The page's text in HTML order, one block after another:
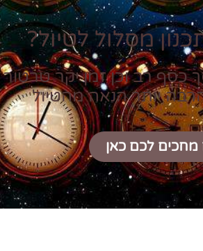
מסלול לטיול?
כסף רב וכן זמן יקר טרטור
יותר הנאה מהטיול
לכם כאן